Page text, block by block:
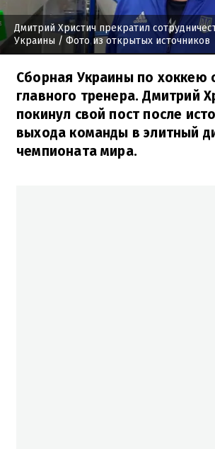
Дмитрий Христич прекратил
Украины / Фото из открытых источников
Сборная Украины по хоккею
главного тренера. Дмитрий
покинул свой пост после
выхода команды в элитный
чемпионата мира.